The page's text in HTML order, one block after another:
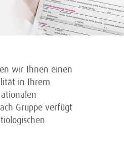
wir Ihnen einen
in Ihrem
Gruppe verfügt